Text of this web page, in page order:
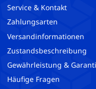
Service & Kontakt
Zahlungsarten
Versandinformationen
Zustandsbeschreibung
Gewährleistung &
Häufige Fragen